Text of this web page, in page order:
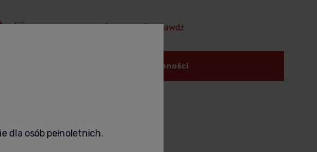
Sprawdź
powiadom o dostępności
dla osób pełnoletnich.